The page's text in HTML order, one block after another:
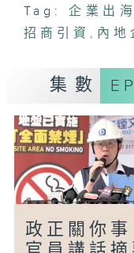
Tag: 企業出海
招商引資 , 內地
集數
政正關你